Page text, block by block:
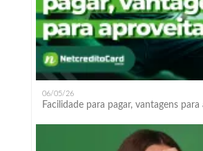
06/05/26
Facilidade para pagar, vantagens